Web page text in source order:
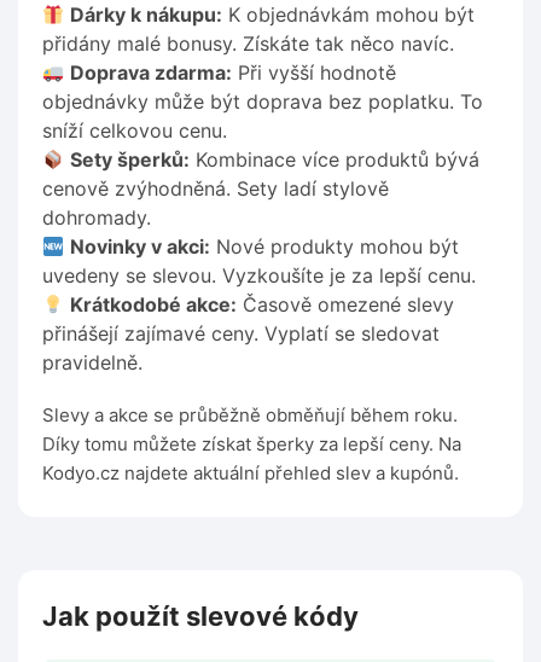
Dárky k nákupu: K objednávkám mohou být
přidány malé bonusy. Získáte tak něco navíc.
Doprava zdarma: Při vyšší hodnotě
objednávky může být doprava bez poplatku. To
sníží celkovou cenu.
Sety šperků: Kombinace více produktů bývá
cenově zvýhodněná. Sety ladí stylově
dohromady.
Novinky v akci: Nové produkty mohou být
uvedeny se slevou. Vyzkoušíte je za lepší cenu.
Krátkodobé akce: Časově omezené slevy
přinášejí zajímavé ceny. Vyplatí se sledovat
pravidelně.
Slevy a akce se průběžně obměňují během roku.
Díky tomu můžete získat šperky za lepší ceny. Na
Kodyo.cz najdete aktuální přehled slev a kupónů.
Jak použít slevové kódy